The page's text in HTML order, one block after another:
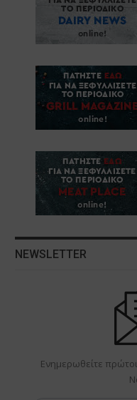
NEWSLETTER
Ενημερωθείτε